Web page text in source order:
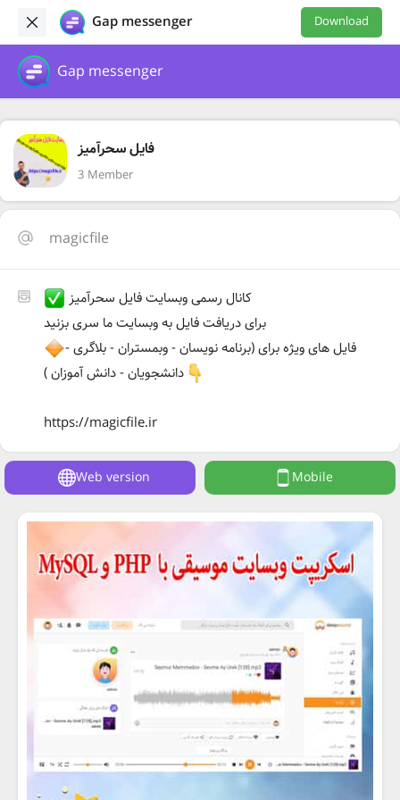
Gap messenger Download
Gap messenger
فایل سحرآمیز
3 Member
magicfile
کانال رسمی وبسایت فایل سحرآمیز
برای دریافت فایل به وبسایت ما سری بزنید
فایل های ویژه برای (برنامه نویسان - وبمستران - بلاگری -
دانشجویان - دانش آموزان )
https://magicfile.ir
Web version Mobile